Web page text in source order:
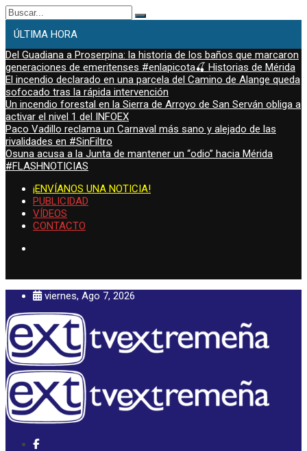
Buscar:
ÚLTIMA HORA
Del Guadiana a Proserpina: la historia de los baños que marcaron
generaciones de emeritenses #enlapicota🍒 Historias de Mérida
El incendio declarado en una parcela del Camino de Alange queda
sofocado tras la rápida intervención
Un incendio forestal en la Sierra de Arroyo de San Serván obliga a
activar el nivel 1 del INFOEX
Paco Vadillo reclama un Carnaval más sano y alejado de las
rivalidades en #SinFiltro
Osuna acusa a la Junta de mantener un “odio” hacia Mérida
#FLASHNOTICIAS
¡ENVÍANOS UNA NOTICIA!
PUBLICIDAD
VÍDEOS
CONTACTO
viernes, Ago 7, 2026